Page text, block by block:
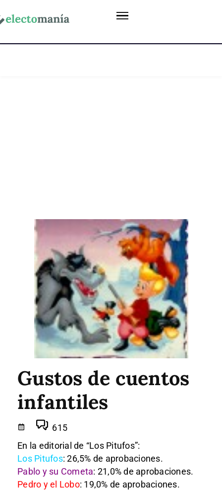
Gustos de cuentos
infantiles
615
En la editorial de “Los Pitufos”:
Los Pitufos: 26,5% de aprobaciones.
Pablo y su Cometa: 21,0% de aprobaciones.
Pedro y el Lobo: 19,0% de aprobaciones.